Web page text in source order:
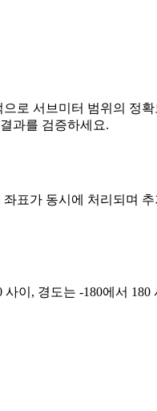
로 서브미터 범위의 정
과를 검증하세요.
표가 동시에 처리되며
이, 경도는 -180에서 180